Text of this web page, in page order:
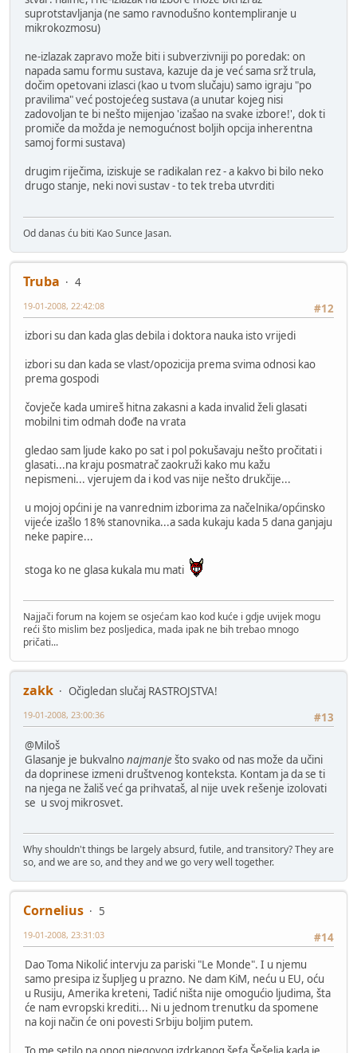
suprotstavljanja (ne samo ravnodušno kontempliranje u
mikrokozmosu)
ne-izlazak zapravo može biti i subverzivniji po poredak: on
napada samu formu sustava, kazuje da je već sama srž trula,
dočim opetovani izlasci (kao u tvom slučaju) samo igraju "po
pravilima" već postojećeg sustava (a unutar kojeg nisi
zadovoljan te bi nešto mijenjao 'izašao na svake izbore!', dok ti
promiče da možda je nemogućnost boljih opcija inherentna
samoj formi sustava)
drugim riječima, iziskuje se radikalan rez - a kakvo bi bilo neko
drugo stanje, neki novi sustav - to tek treba utvrditi
Od danas ću biti Kao Sunce Jasan.
Truba
4
#12
19-01-2008, 22:42:08
izbori su dan kada glas debila i doktora nauka isto vrijedi
izbori su dan kada se vlast/opozicija prema svima odnosi kao
prema gospodi
čovječe kada umireš hitna zakasni a kada invalid želi glasati
mobilni tim odmah dođe na vrata
gledao sam ljude kako po sat i pol pokušavaju nešto pročitati i
glasati...na kraju posmatrač zaokruži kako mu kažu
nepismeni... vjerujem da i kod vas nije nešto drukčije...
u mojoj općini je na vanrednim izborima za načelnika/općinsko
vijeće izašlo 18% stanovnika...a sada kukaju kada 5 dana ganjaju
neke papire...
stoga ko ne glasa kukala mu mati
Najjači forum na kojem se osjećam kao kod kuće i gdje uvijek mogu
reći što mislim bez posljedica, mada ipak ne bih trebao mnogo
pričati...
zakk
Očigledan slučaj RASTROJSTVA!
#13
19-01-2008, 23:00:36
@Miloš
Glasanje je bukvalnonajmanješto svako od nas može da učini
da doprinese izmeni društvenog konteksta. Kontam ja da se ti
na njega ne žališ već ga prihvataš, al nije uvek rešenje izolovati
se u svoj mikrosvet.
Why shouldn't things be largely absurd, futile, and transitory? They are
so, and we are so, and they and we go very well together.
Cornelius
5
#14
19-01-2008, 23:31:03
Dao Toma Nikolić intervju za pariski "Le Monde". I u njemu
samo presipa iz šupljeg u prazno. Ne dam KiM, neću u EU, oću
u Rusiju, Amerika kreteni, Tadić ništa nije omogućio ljudima, šta
će nam evropski krediti... Ni u jednom trenutku da spomene
na koji način će oni povesti Srbiju boljim putem.